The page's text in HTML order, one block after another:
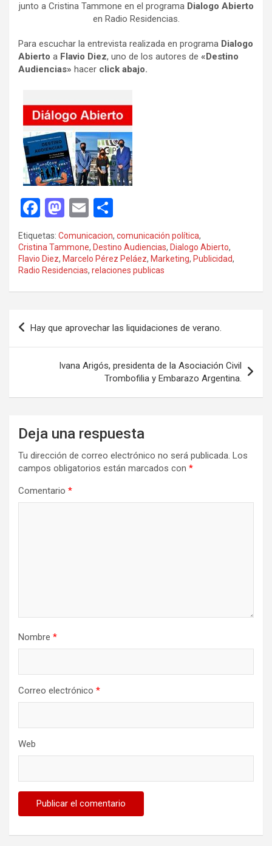
junto a Cristina Tammone en el programa Dialogo Abierto
en Radio Residencias.
Para escuchar la entrevista realizada en programa Dialogo
Abierto a Flavio Diez, uno de los autores de «Destino
Audiencias» hacer click abajo.
F
a
ce
b
o
k
M
st
o
d
n
E
m
ail m
p
ar
Etiquetas: Comunicacion, comunicación política,
Cristina Tammone, Destino Audiencias, Dialogo Abierto,
Flavio Diez, Marcelo Pérez Peláez, Marketing, Publicidad,
Radio Residencias, relaciones publicas
Navegación
entradas
Hay que aprovechar las liquidaciones de verano.
Ivana Arigós, presidenta de la Asociación Civil
Trombofilia y Embarazo Argentina.
Deja una respuesta
Tu dirección de correo electrónico no será publicada. Los
campos obligatorios están marcados con *
Comentario *
Nombre *
Correo electrónico *
Web